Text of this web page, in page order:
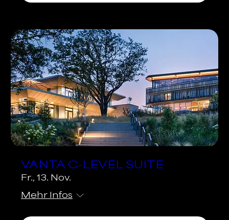
VANTA C-LEVEL SUITE
Fr., 13. Nov.
Mehr Infos